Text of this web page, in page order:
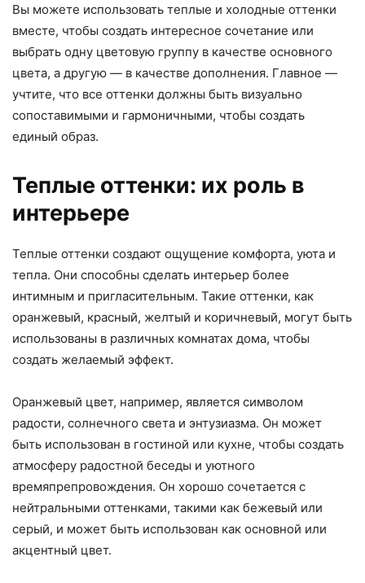
Вы можете использовать теплые и холодные оттенки
вместе, чтобы создать интересное сочетание или
выбрать одну цветовую группу в качестве основного
цвета, а другую — в качестве дополнения. Главное —
учтите, что все оттенки должны быть визуально
сопоставимыми и гармоничными, чтобы создать
единый образ.
Теплые оттенки: их роль в
интерьере
Теплые оттенки создают ощущение комфорта, уюта и
тепла. Они способны сделать интерьер более
интимным и пригласительным. Такие оттенки, как
оранжевый, красный, желтый и коричневый, могут быть
использованы в различных комнатах дома, чтобы
создать желаемый эффект.
Оранжевый цвет, например, является символом
радости, солнечного света и энтузиазма. Он может
быть использован в гостиной или кухне, чтобы создать
атмосферу радостной беседы и уютного
времяпрепровождения. Он хорошо сочетается с
нейтральными оттенками, такими как бежевый или
серый, и может быть использован как основной или
акцентный цвет.